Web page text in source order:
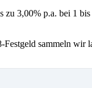
3,00% p.a. bei 1
sammeln wir